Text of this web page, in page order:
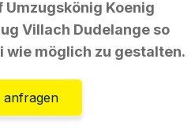
Umzugskönig Koenig
Villach Dudelange so
möglich zu gestalten.